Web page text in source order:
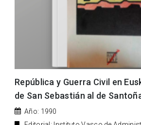
República y Guerra Civil en
de San Sebastián al de
Año: 1990